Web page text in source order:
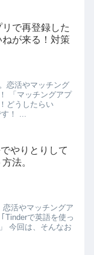
で再登録した
が来る！対策
恋活やマッチング
「マッチングアプ
どうしたらい
！ ...
やりとりして
法。
活やマッチングア
Tinderで英語を使っ
今回は、そんなお